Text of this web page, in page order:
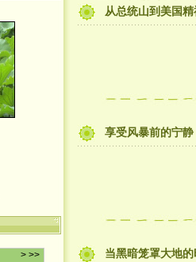
从总统山到美国精
享受风暴前的宁静
当黑暗笼罩大地